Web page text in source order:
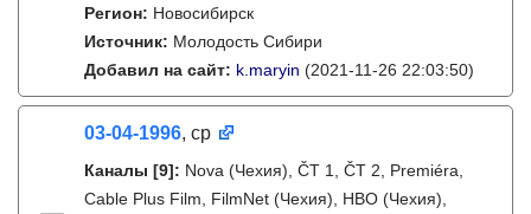
Регион: Новосибирск
Источник: Молодость Сибири
Добавил на сайт: k.maryin (2021-11-26 22:03:50)
03-04-1996, ср
Каналы [9]: Nova (Чехия), ČT 1, ČT 2, Premiéra,
Cable Plus Film, FilmNet (Чехия), HBO (Чехия),